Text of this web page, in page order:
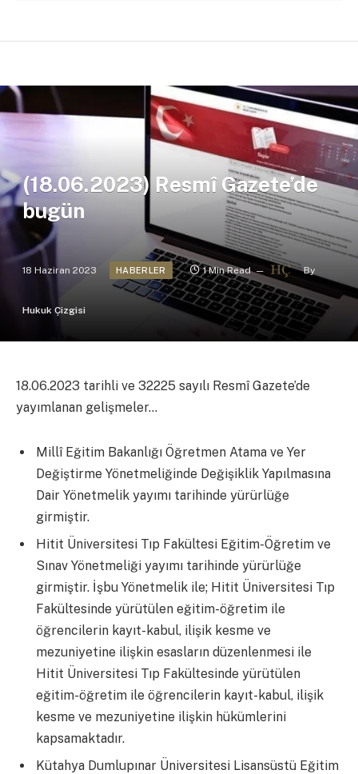
(18.06.2023) Resmî Gazete’de
bugün
18 Haziran 2023 HABERLER 1 Min Read By
Hukuk Çizgisi
18.06.2023 tarihli ve 32225 sayılı Resmî Gazete’de
yayımlanan gelişmeler…
Millî Eğitim Bakanlığı Öğretmen Atama ve Yer
Değiştirme Yönetmeliğinde Değişiklik Yapılmasına
Dair Yönetmelik yayımı tarihinde yürürlüğe
girmiştir.
Hitit Üniversitesi Tıp Fakültesi Eğitim-Öğretim ve
Sınav Yönetmeliği yayımı tarihinde yürürlüğe
girmiştir. İşbu Yönetmelik ile; Hitit Üniversitesi Tıp
Fakültesinde yürütülen eğitim-öğretim ile
öğrencilerin kayıt-kabul, ilişik kesme ve
mezuniyetine ilişkin esasların düzenlenmesi ile
Hitit Üniversitesi Tıp Fakültesinde yürütülen
eğitim-öğretim ile öğrencilerin kayıt-kabul, ilişik
kesme ve mezuniyetine ilişkin hükümlerini
kapsamaktadır.
Kütahya Dumlupınar Üniversitesi Lisansüstü Eğitim